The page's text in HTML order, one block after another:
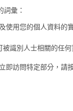
彙：
使用您的個人資料的
被識別人士相關的任
即訪問特定部分，請